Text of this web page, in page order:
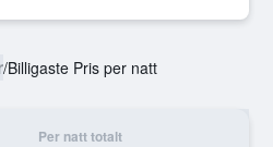
/Billigaste Pris per natt
Per natt totalt